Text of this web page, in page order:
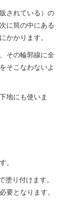
されている）の
に筒の中にある
かかります。
その輪郭線に全
そこなわないよ
地にも使いま
。
り付けます。
要となります。